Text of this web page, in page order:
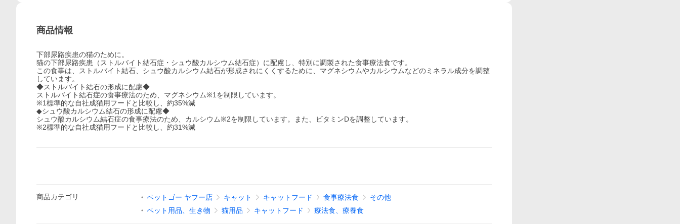
商品情報
下部尿路疾患の猫のために。
猫の下部尿路疾患（ストルバイト結石症・シュウ酸カルシウム結石症）に配慮し、特別に調製された食事療法食です。
この食事は、ストルバイト結石、シュウ酸カルシウム結石が形成されにくくするために、マグネシウムやカルシウムなどのミネラル成分を調整
しています。
◆ストルバイト結石の形成に配慮◆
ストルバイト結石症の食事療法のため、マグネシウム※1を制限しています。
※1標準的な自社成猫用フードと比較し、約35%減
◆シュウ酸カルシウム結石の形成に配慮◆
シュウ酸カルシウム結石症の食事療法のため、カルシウム※2を制限しています。また、ビタミンDを調整しています。
※2標準的な自社成猫用フードと比較し、約31%減
商品カテゴリ ペットゴー ヤフー店 キャット キャットフード 食事療法食
その他
ペット用品、生き物
猫用品 キャットフード 療法食、療養食